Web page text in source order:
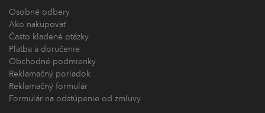
Osobné odbery
Ako nakupovať
Často kladené otázky
Platba a doručenie
Obchodné podmienky
Reklamačný poriadok
Reklamačný formulár
Formulár na odstúpenie od zmluvy